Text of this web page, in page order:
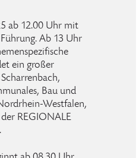
ab 12.00 Uhr mit
Ab 13 Uhr
ein großer
Bau und
Westfalen,
REGIONALE